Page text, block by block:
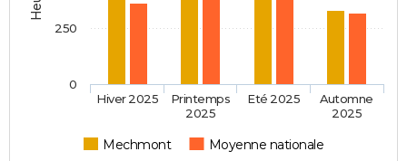
Mechmont Moyenne nationale
Hiver 2025
Printemps
2025
Eté 2025
Automne
2025
0
250